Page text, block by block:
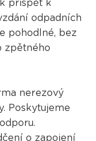
přispět k
odpadních
pohodlné, bez
zpětného
nerezový
Poskytujeme
o zapojení